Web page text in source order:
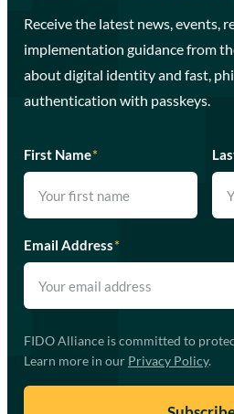
Receive the latest news, events,
implementation guidance from
about digital identity and fast,
authentication with passkeys.
First Name*
Email Address*
FIDO Alliance is committed to
Learn more in our Privacy Policy.